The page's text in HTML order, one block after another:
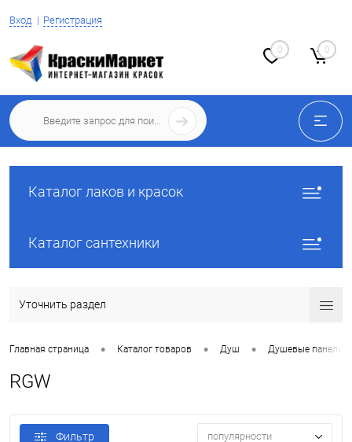
Вход Регистрация
0 0
Каталог лаков и красок
Каталог сантехники
Уточнить раздел
Главная страница • Каталог товаров • Душ • Душевые панели
RGW
Фильтр популярности